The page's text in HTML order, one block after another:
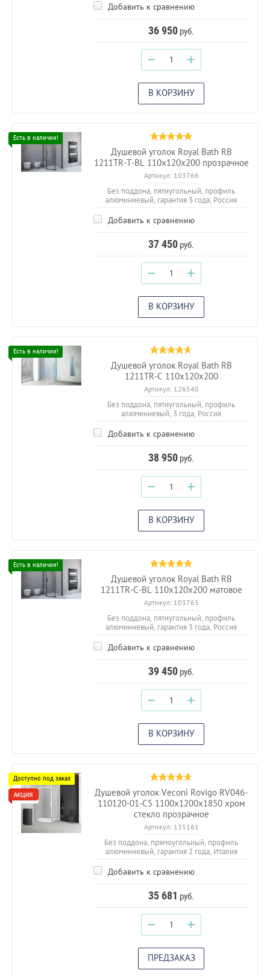
Добавить к сравнению
36 950 руб.
− +
В КОРЗИНУ
Душевой уголок Royal Bath RB
1211TR-T-BL 110х120х200 прозрачное
Артикул:103766
Без поддона, пятиугольный, профиль
алюминиевый, гарантия 3 года, Россия
Добавить к сравнению
37 450 руб.
− +
В КОРЗИНУ
Душевой уголок Royal Bath RB
1211TR-C 110х120х200
Артикул:126540
Без поддона, пятиугольный, профиль
алюминиевый, 3 года, Россия
Добавить к сравнению
38 950 руб.
− +
В КОРЗИНУ
Душевой уголок Royal Bath RB
1211TR-C-BL 110х120х200 матовое
Артикул:103765
Без поддона, пятиугольный, профиль
алюминиевый, гарантия 3 года, Россия
Добавить к сравнению
39 450 руб.
− +
В КОРЗИНУ
Душевой уголок Veconi Rovigo RV046-
110120-01-C5 1100х1200х1850 хром
стекло прозрачное
Артикул:135161
Без поддона, прямоугольный, профиль
алюминиевый, гарантия 2 года, Италия
Добавить к сравнению
35 681 руб.
− +
ПРЕДЗАКАЗ